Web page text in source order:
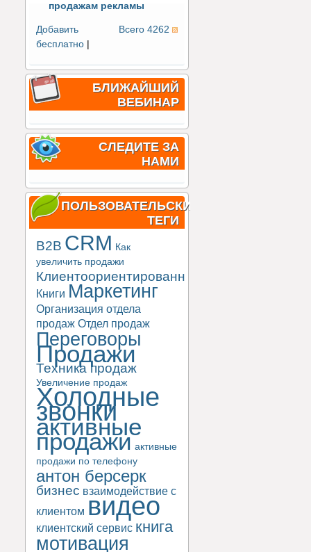
продажам рекламы
Всего 4262
Добавить
бесплатно
БЛИЖАЙШИЙ
ВЕБИНАР
СЛЕДИТЕ ЗА
НАМИ
ПОЛЬЗОВАТЕЛЬСКИЕ
ТЕГИ
B2B CRM Как
увеличить продажи
Клиентоориентированность
Книги Маркетинг
Организация отдела
продаж Отдел продаж
Переговоры
Продажи
Техника продаж
Увеличение продаж
Холодные
звонки
активные
продажи активные
продажи по телефону
антон берсерк
бизнес взаимодействие с
клиентом видео
клиентский сервис книга
мотивация